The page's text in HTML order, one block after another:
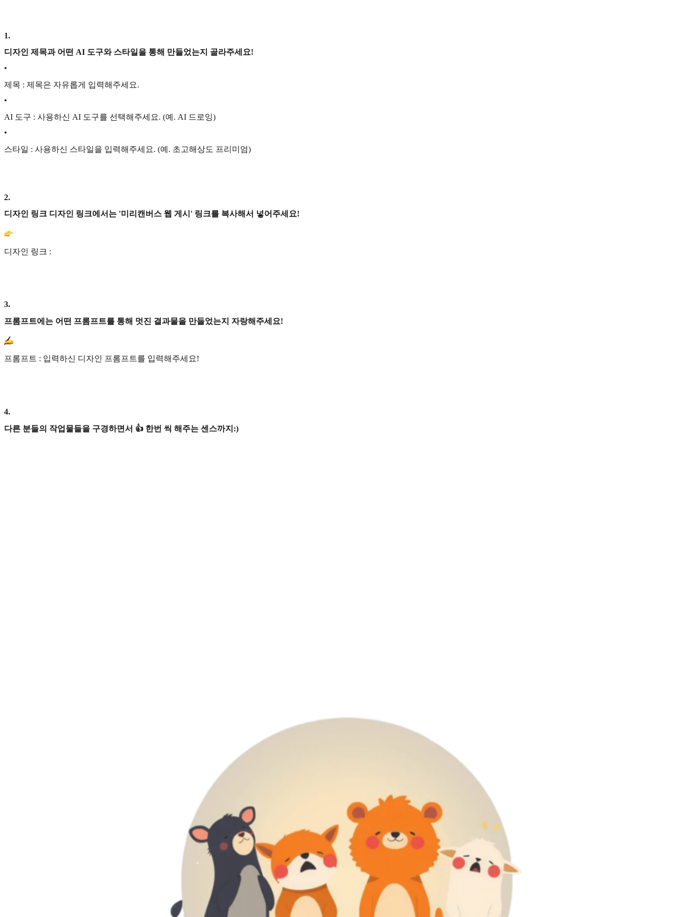
1.
디자인 제목과 어떤 AI 도구와 스타일을 통해 만들었는지 골라주세요!
•
제목 : 제목은 자유롭게 입력해주세요.
•
AI 도구 : 사용하신 AI 도구를 선택해주세요. (예. AI 드로잉)
•
스타일 : 사용하신 스타일을 입력해주세요. (예. 초고해상도 프리미엄)
2.
디자인 링크 디자인 링크에서는 '미리캔버스 웹 게시' 링크를 복사해서 넣어주세요!
디자인 링크 :
3.
프롬프트에는 어떤 프롬프트를 통해 멋진 결과물을 만들었는지 자랑해주세요!
프롬프트 : 입력하신 디자인 프롬프트를 입력해주세요!
4.
다른 분들의 작업물들을 구경하면서 👍 한번 씩 해주는 센스까지:)